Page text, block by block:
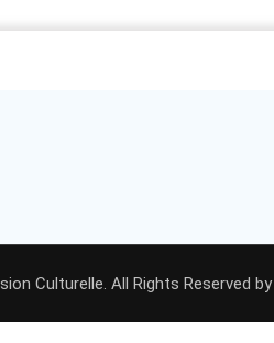
Culturelle. All Rights Reserved by